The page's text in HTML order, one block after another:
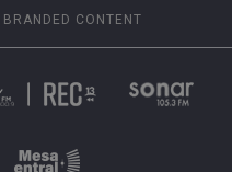
BRANDED CONTENT